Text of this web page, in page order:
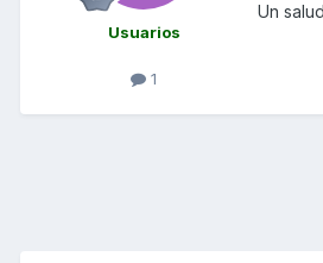
Usuarios
1
Un